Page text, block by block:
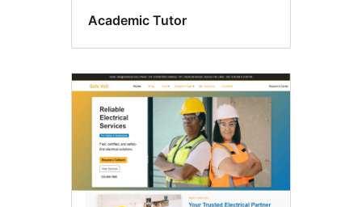
Academic Tutor